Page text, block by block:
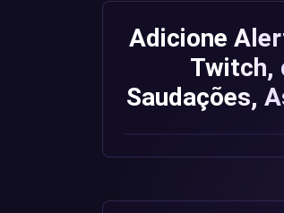
Adicione
Twitch,
Saudações,